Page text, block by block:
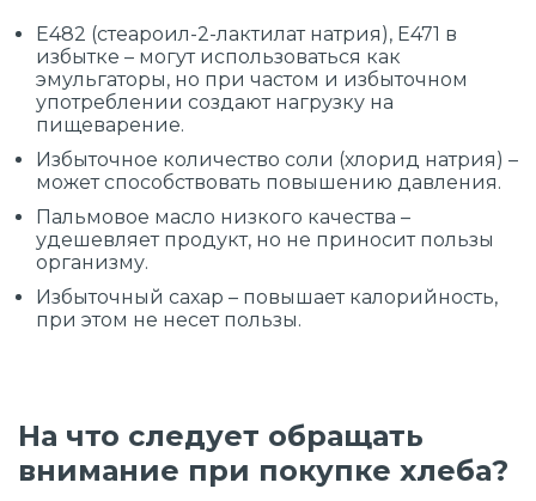
Е482 (стеароил-2-лактилат натрия), Е471 в
избытке – могут использоваться как
эмульгаторы, но при частом и избыточном
употреблении создают нагрузку на
пищеварение.
Избыточное количество соли (хлорид натрия) –
может способствовать повышению давления.
Пальмовое масло низкого качества –
удешевляет продукт, но не приносит пользы
организму.
Избыточный сахар – повышает калорийность,
при этом не несет пользы.
На что следует обращать
внимание при покупке хлеба?